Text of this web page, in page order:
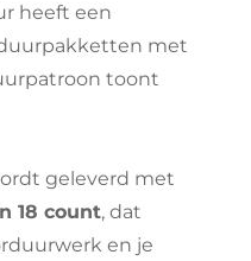
heeft een
met
toont
geleverd met
18 count, dat
en je